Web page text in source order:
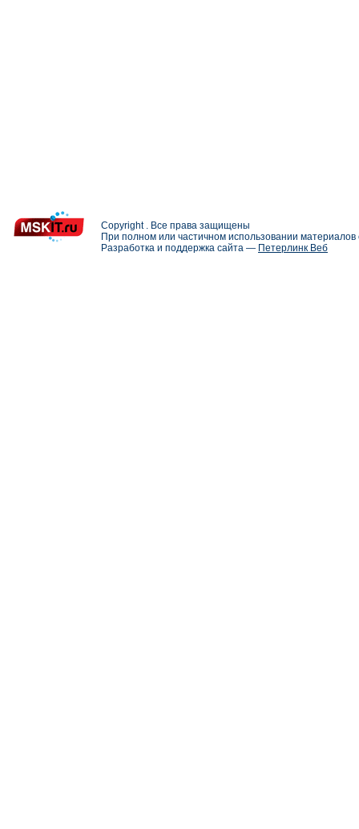
Copyright . Все права защищены
При полном или частичном использовании
Разработка и поддержка сайта — Петерлинк Веб